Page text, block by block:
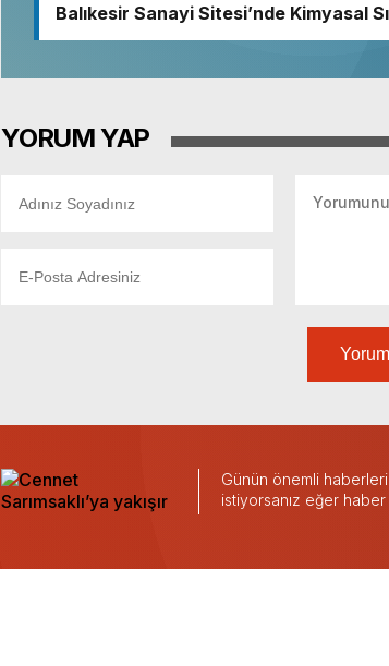
Balıkesir Sanayi Sitesi’nde Kimyasal
YORUM YAP
Günün önemli
istiyorsanız eğer